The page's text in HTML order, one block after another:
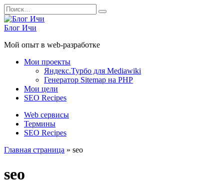
Перейти
к
содержанию
Search
for:
Блог Ичи
Мой опыт в web-разработке
Мои проекты
Яндекс.Турбо для Mediawiki
Генератор Sitemap на PHP
Мои цели
SEO Recipes
Web сервисы
Термины
SEO Recipes
Главная страница » seo
seo